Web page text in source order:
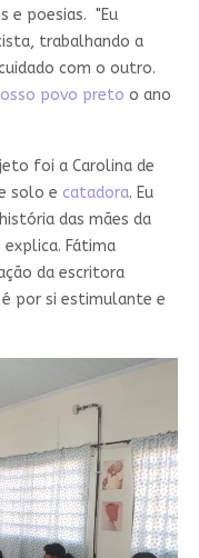
e poesias. "Eu
trabalhando a
com o outro.
povo preto o ano
foi a Carolina de
solo e catadora. Eu
das mães da
Fátima
da escritora
é por si estimulante e